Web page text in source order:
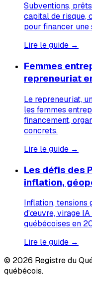
Subventions,
capital de risque,
pour financer une
Lire le guide →
Femmes
repreneuriat
Le repreneuriat,
les femmes
financement,
concrets.
Lire le guide →
Les défis des
inflation,
Inflation, tensions
d'œuvre, virage IA
québécoises en
Lire le guide →
© 2026 Registre du
québécois.